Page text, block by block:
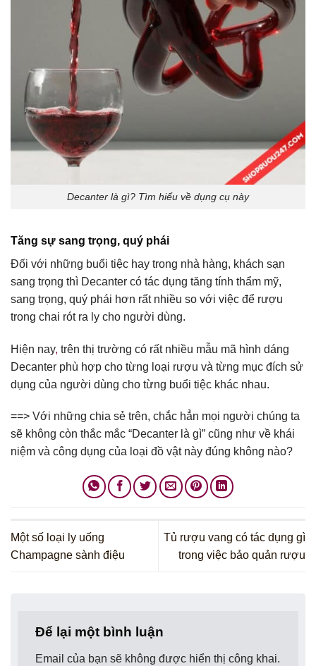
Decanter là gì? Tìm hiểu về dụng cụ này
Tăng sự sang trọng, quý phái
Đối với những buổi tiệc hay trong nhà hàng, khách sạn
sang trọng thì Decanter có tác dụng tăng tính thẩm mỹ,
sang trọng, quý phái hơn rất nhiều so với việc để rượu
trong chai rót ra ly cho người dùng.
Hiện nay, trên thị trường có rất nhiều mẫu mã hình dáng
Decanter phù hợp cho từng loại rượu và từng mục đích sử
dụng của người dùng cho từng buổi tiệc khác nhau.
==> Với những chia sẻ trên, chắc hẳn mọi người chúng ta
sẽ không còn thắc mắc “Decanter là gì” cũng như về khái
niệm và công dụng của loại đồ vật này đúng không nào?
Một số loại ly uống
Champagne sành điệu
Tủ rượu vang có tác dụng gì
trong việc bảo quản rượu
Để lại một bình luận
Email của bạn sẽ không được hiển thị công khai.